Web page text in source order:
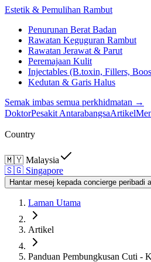
Estetik & Pemulihan Rambut
Penurunan Berat Badan
Rawatan Keguguran Rambut
Rawatan Jerawat & Parut
Peremajaan Kulit
Injectables (B.toxin, Fillers,
Kedutan & Garis Halus
Semak imbas semua perkhidmatan →
DoktorPesakit AntarabangsaArtikel
Country
🇲🇾 Malaysia
🇸🇬 Singapore
Hantar mesej kepada concierge peribadi
Laman Utama
Artikel
Panduan Pembungkusan Cuti -